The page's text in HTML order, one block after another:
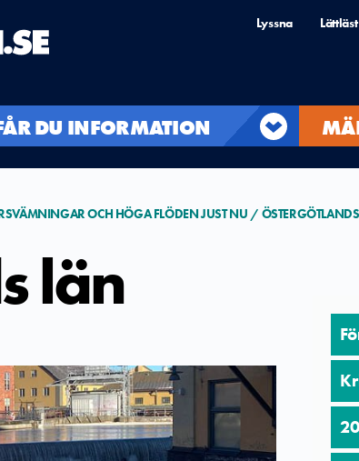
Lyssna Lättläst
DU INFORMATION
OCH HÖGA FLÖDEN JUST NU
län